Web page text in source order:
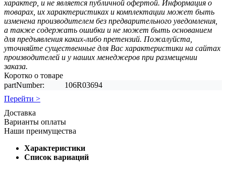
характер, и не является публичной офертой. Информация о
товарах, их характеристиках и комплектации может быть
изменена производителем без предварительного уведомления,
а также содержать ошибки и не может быть основанием
для предъявления каких-либо претензий. Пожалуйста,
уточняйте существенные для Вас характеристики на сайтах
производителей и у наших менеджеров при размещении
заказа.
Коротко о товаре
partNumber:
106R03694
Перейти >
Доставка
Варианты оплаты
Наши преимущества
Характеристики
Список вариаций